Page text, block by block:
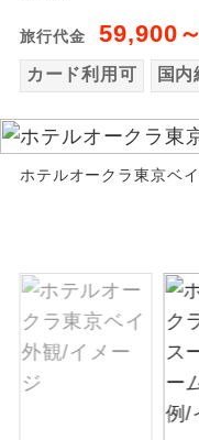
旅行代金 59,900
カード利用可 国
ホテルオークラ東京ベ
絶景
温泉
大浴場
全食事付き